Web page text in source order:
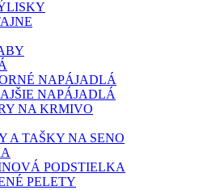
NAPÁJADLÁ
NAPÁJADLÁ
NA KRMIVO
A TAŠKY NA SENO
PODSTIELKA
PELETY